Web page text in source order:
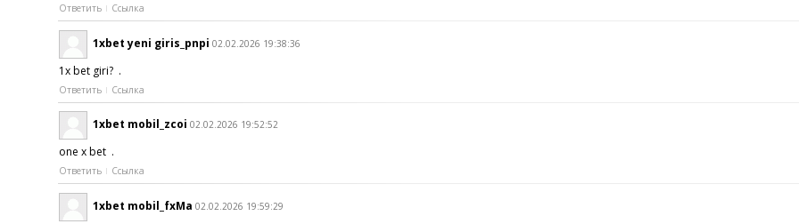
Ответить Ссылка
1xbet yeni giris_pnpi 02.02.2026 19:38:36
1x bet giri? .
Ответить Ссылка
1xbet mobil_zcoi 02.02.2026 19:52:52
one x bet .
Ответить Ссылка
1xbet mobil_fxMa 02.02.2026 19:59:29